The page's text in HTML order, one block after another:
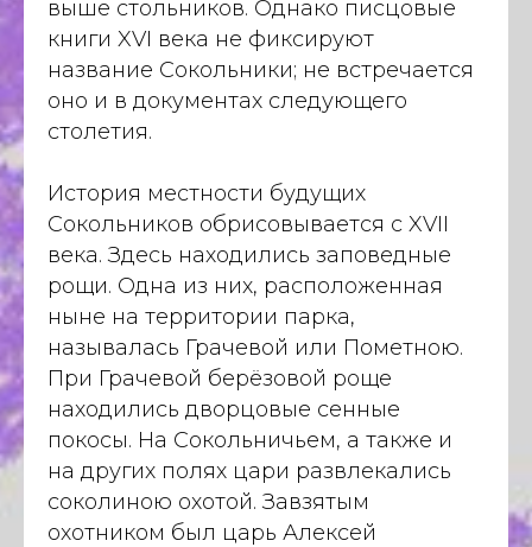
выше стольников. Однако писцовые
книги XVI века не фиксируют
название Сокольники; не встречается
оно и в документах следующего
столетия.
История местности будущих
Сокольников обрисовывается с XVII
века. Здесь находились заповедные
рощи. Одна из них, расположенная
ныне на территории парка,
называлась Грачевой или Пометною.
При Грачевой берёзовой роще
находились дворцовые сенные
покосы. На Сокольничьем, а также и
на других полях цари развлекались
соколиною охотой. Завзятым
охотником был царь Алексей